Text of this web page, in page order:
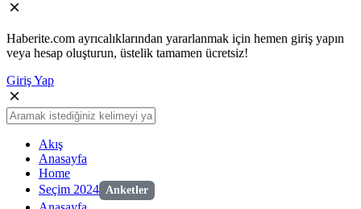
Haberite.com ayrıcalıklarından yararlanmak için hemen giriş yapın
veya hesap oluşturun, üstelik tamamen ücretsiz!
Giriş Yap
Akış
Anasayfa
Home
Seçim 2024 Anketler